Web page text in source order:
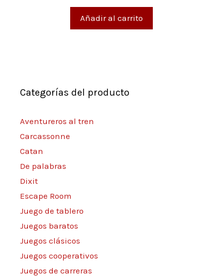
Añadir al carrito
Categorías del producto
Aventureros al tren
Carcassonne
Catan
De palabras
Dixit
Escape Room
Juego de tablero
Juegos baratos
Juegos clásicos
Juegos cooperativos
Juegos de carreras